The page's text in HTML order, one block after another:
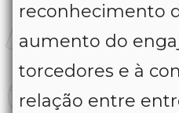
reconhecimento
aumento do
torcedores e à
relação entre